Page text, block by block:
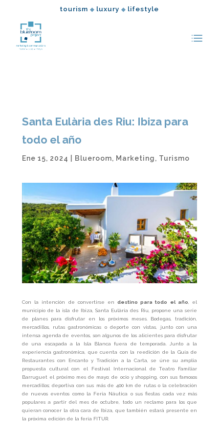
tourism ◆ luxury ◆ lifestyle
Santa Eulària des Riu: Ibiza para
todo el año
Ene 15, 2024 Blueroom, Marketing, Turismo
Con la intención de convertirse en destino para todo el año , el
municipio de la isla de Ibiza, Santa Eulària des Riu, propone una serie
de planes para disfrutar en los próximos meses. Bodegas, tradición,
mercadillos, rutas gastronómicas o deporte con vistas, junto con una
intensa agenda de eventos, son algunos de los alicientes para disfrutar
de una escapada a la Isla Blanca fuera de temporada. Junto a la
experiencia gastronómica, que cuenta con la reedición de la Guía de
Restaurantes con Encanto y Tradición a la Carta, se úne su amplia
propuesta cultural con el Festival Internacional de Teatro Familiar
Barruguet el próximo mes de mayo; de ocio y shopping, con sus famosos
mercadillos; deportiva con sus más de 400 km de rutas o la celebración
de nuevos eventos como la Feria Náutica o sus fiestas cada vez más
populares a partir del mes de octubre, todo un reclamo para los que
quieran conocer la otra cara de Ibiza, que también estará presente en
la próxima edición de la feria FITUR.